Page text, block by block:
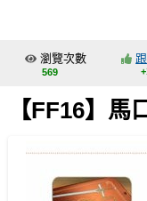
交流中心
攤位轉讓區
註冊會員
瀏覽次數
569
【FF16】馬